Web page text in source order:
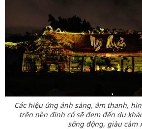
Các hiệu ứng ánh sáng, âm thanh,
trên nền đình cổ sẽ đem đến du
sống động, giàu cảm